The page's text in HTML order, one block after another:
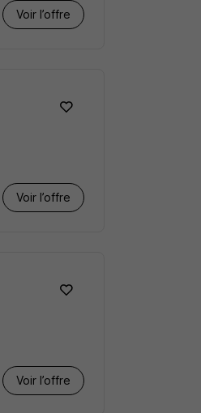
Voir l’offre
Voir l’offre
Voir l’offre